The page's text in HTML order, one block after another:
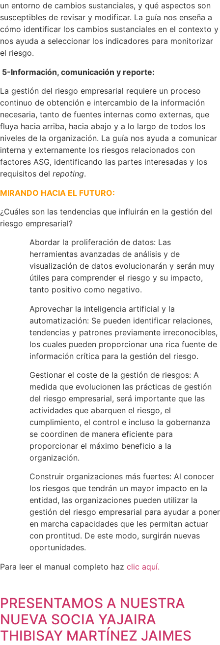
un entorno de cambios sustanciales, y qué aspectos son
susceptibles de revisar y modificar. La guía nos enseña a
cómo identificar los cambios sustanciales en el contexto y
nos ayuda a seleccionar los indicadores para monitorizar
el riesgo.
5-Información, comunicación y reporte:
La gestión del riesgo empresarial requiere un proceso
continuo de obtención e intercambio de la información
necesaria, tanto de fuentes internas como externas, que
fluya hacia arriba, hacia abajo y a lo largo de todos los
niveles de la organización. La guía nos ayuda a comunicar
interna y externamente los riesgos relacionados con
factores ASG, identificando las partes interesadas y los
requisitos del repoting.
MIRANDO HACIA EL FUTURO:
¿Cuáles son las tendencias que influirán en la gestión del
riesgo empresarial?
Abordar la proliferación de datos: Las
herramientas avanzadas de análisis y de
visualización de datos evolucionarán y serán muy
útiles para comprender el riesgo y su impacto,
tanto positivo como negativo.
Aprovechar la inteligencia artificial y la
automatización: Se pueden identificar relaciones,
tendencias y patrones previamente irreconocibles,
los cuales pueden proporcionar una rica fuente de
información crítica para la gestión del riesgo.
Gestionar el coste de la gestión de riesgos: A
medida que evolucionen las prácticas de gestión
del riesgo empresarial, será importante que las
actividades que abarquen el riesgo, el
cumplimiento, el control e incluso la gobernanza
se coordinen de manera eficiente para
proporcionar el máximo beneficio a la
organización.
Construir organizaciones más fuertes: Al conocer
los riesgos que tendrán un mayor impacto en la
entidad, las organizaciones pueden utilizar la
gestión del riesgo empresarial para ayudar a poner
en marcha capacidades que les permitan actuar
con prontitud. De este modo, surgirán nuevas
oportunidades.
Para leer el manual completo haz clic aquí.
PRESENTAMOS A NUESTRA
NUEVA SOCIA YAJAIRA
THIBISAY MARTÍNEZ JAIMES